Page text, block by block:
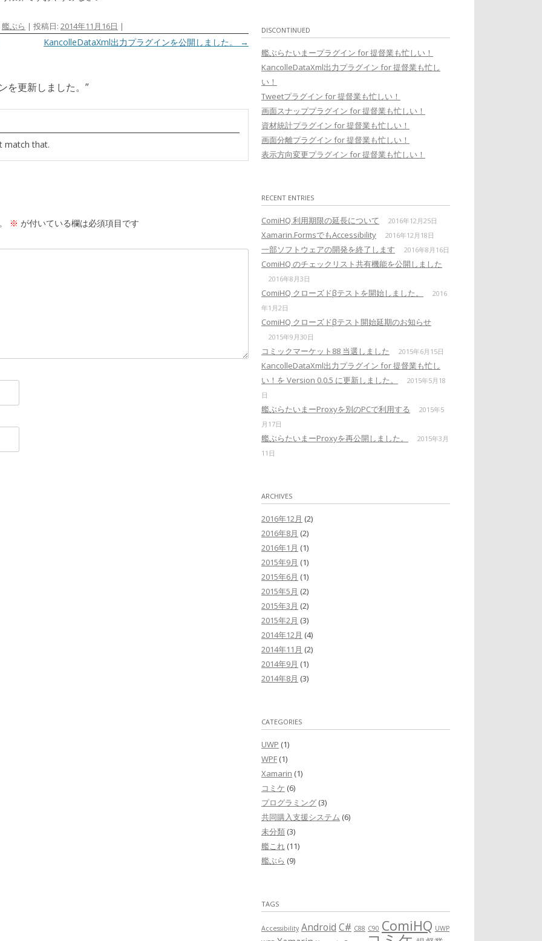
艦ぶら | 投稿日: 2014年11月16日 |
KancolleDataXml出力プラグインを公開しました。 →
更新しました。 ”
match that.
※ が付いている欄は必須項目です
DISCONTINUED
艦ぶらたいまープラグイン for 提督業も忙しい！
KancolleDataXml出力プラグイン for 提督業も忙し
い！
Tweetプラグイン for 提督業も忙しい！
画面スナッププラグイン for 提督業も忙しい！
資材統計プラグイン for 提督業も忙しい！
画面分離プラグイン for 提督業も忙しい！
表示方向変更プラグイン for 提督業も忙しい！
RECENT ENTRIES
ComiHQ 利用期限の延長について 2016年12月25日
Xamarin.FormsでもAccessibility 2016年12月18日
一部ソフトウェアの開発を終了します 2016年8月16日
ComiHQ のチェックリスト共有機能を公開しました
2016年8月3日
ComiHQ クローズドβテストを開始しました。
2016
年1月2日
ComiHQ クローズドβテスト開始延期のお知らせ
2015年9月30日
コミックマーケット88 当選しました 2015年6月15日
KancolleDataXml出力プラグイン for 提督業も忙し
い！を Version 0.0.5 に更新しました。
2015年5月18
日
艦ぶらたいまーProxyを別のPCで利用する
2015年5
月17日
艦ぶらたいまーProxyを再公開しました。
2015年3月
11日
ARCHIVES
2016年12月 (2)
2016年8月 (2)
2016年1月 (1)
2015年9月 (1)
2015年6月 (1)
2015年5月 (2)
2015年3月 (2)
2015年2月 (3)
2014年12月 (4)
2014年11月 (2)
2014年9月 (1)
2014年8月 (3)
CATEGORIES
UWP (1)
WPF (1)
Xamarin (1)
コミケ (6)
プログラミング (3)
共同購入支援システム (6)
未分類 (3)
艦これ (11)
艦ぶら (9)
TAGS
Accessibility Android C# C88 C90 ComiHQ UWP